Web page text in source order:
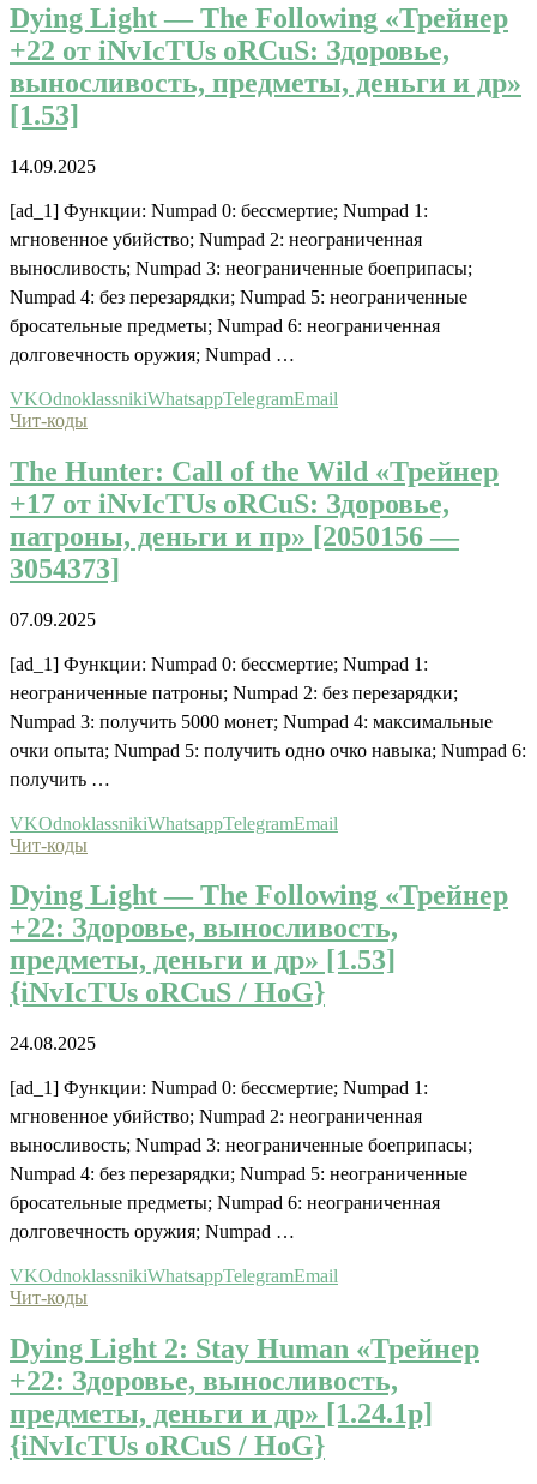
Dying Light — The Following «Трейнер
+22 от iNvIcTUs oRCuS: Здоровье,
выносливость, предметы, деньги и др»
[1.53]
14.09.2025
[ad_1] Функции: Numpad 0: бессмертие; Numpad 1:
мгновенное убийство; Numpad 2: неограниченная
выносливость; Numpad 3: неограниченные боеприпасы;
Numpad 4: без перезарядки; Numpad 5: неограниченные
бросательные предметы; Numpad 6: неограниченная
долговечность оружия; Numpad …
VKOdnoklassnikiWhatsappTelegramEmail
Чит-коды
The Hunter: Call of the Wild «Трейнер
+17 от iNvIcTUs oRCuS: Здоровье,
патроны, деньги и пр» [2050156 —
3054373]
07.09.2025
[ad_1] Функции: Numpad 0: бессмертие; Numpad 1:
неограниченные патроны; Numpad 2: без перезарядки;
Numpad 3: получить 5000 монет; Numpad 4: максимальные
очки опыта; Numpad 5: получить одно очко навыка; Numpad 6:
получить …
VKOdnoklassnikiWhatsappTelegramEmail
Чит-коды
Dying Light — The Following «Трейнер
+22: Здоровье, выносливость,
предметы, деньги и др» [1.53]
{iNvIcTUs oRCuS / HoG}
24.08.2025
[ad_1] Функции: Numpad 0: бессмертие; Numpad 1:
мгновенное убийство; Numpad 2: неограниченная
выносливость; Numpad 3: неограниченные боеприпасы;
Numpad 4: без перезарядки; Numpad 5: неограниченные
бросательные предметы; Numpad 6: неограниченная
долговечность оружия; Numpad …
VKOdnoklassnikiWhatsappTelegramEmail
Чит-коды
Dying Light 2: Stay Human «Трейнер
+22: Здоровье, выносливость,
предметы, деньги и др» [1.24.1p]
{iNvIcTUs oRCuS / HoG}